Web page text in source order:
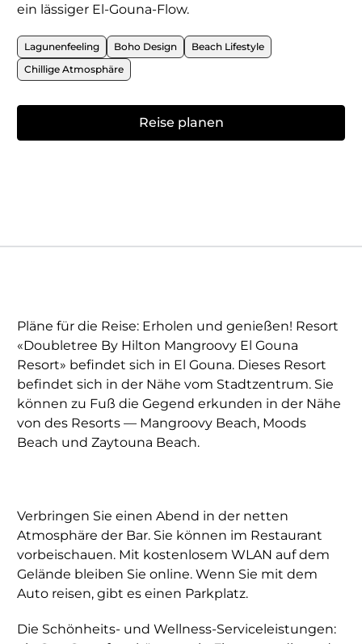
ein lässiger El-Gouna-Flow.
Lagunenfeeling Boho Design
Beach Lifestyle
Chillige Atmosphäre
Reise planen
Pläne für die Reise: Erholen und genießen! Resort
«Doubletree By Hilton Mangroovy El Gouna
Resort» befindet sich in El Gouna. Dieses Resort
befindet sich in der Nähe vom Stadtzentrum. Sie
können zu Fuß die Gegend erkunden in der Nähe
von des Resorts — Mangroovy Beach, Moods
Beach und Zaytouna Beach.
Verbringen Sie einen Abend in der netten
Atmosphäre der Bar. Sie können im Restaurant
vorbeischauen. Mit kostenlosem WLAN auf dem
Gelände bleiben Sie online. Wenn Sie mit dem
Auto reisen, gibt es einen Parkplatz.
Die Schönheits- und Wellness-Serviceleistungen: